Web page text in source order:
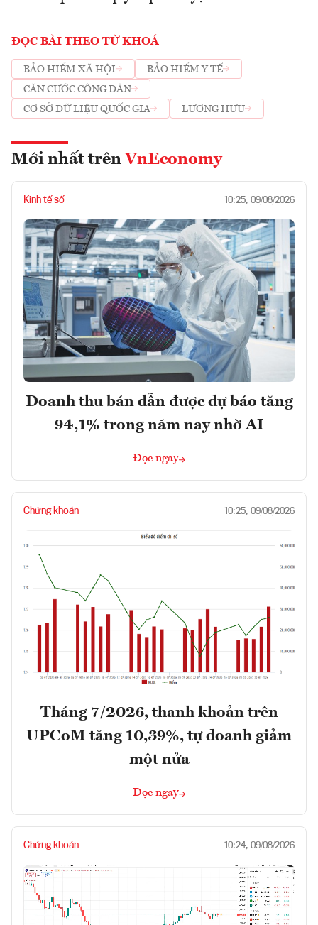
ĐỌC BÀI THEO TỪ KHOÁ
BẢO HIỂM XÃ HỘI
BẢO HIỂM Y TẾ
CĂN CƯỚC CÔNG DÂN
CƠ SỞ DỮ LIỆU QUỐC GIA
LƯƠNG HƯU
Mới nhất trên VnEconomy
Kinh tế số 10:25, 09/08/2026
Doanh thu bán dẫn được dự báo tăng
94,1% trong năm nay nhờ AI
Đọc ngay
Chứng khoán 10:25, 09/08/2026
Tháng 7/2026, thanh khoản trên
UPCoM tăng 10,39%, tự doanh giảm
một nửa
Đọc ngay
Chứng khoán 10:24, 09/08/2026